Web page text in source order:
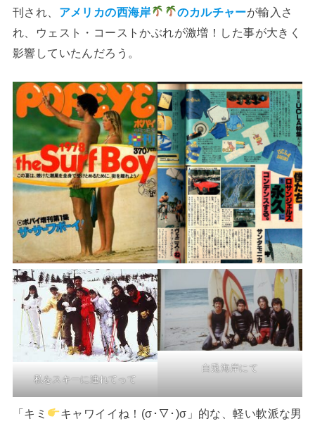
刊され、 アメリカの西海岸 のカルチャーが輸入さ
れ、ウェスト・コーストかぶれが激増！した事が大きく
影響していたんだろう。
私をスキーに連れてって
白兎海岸にて
「キミ
キャワイイね！(σ･▽･)σ」的な、軽い軟派な男